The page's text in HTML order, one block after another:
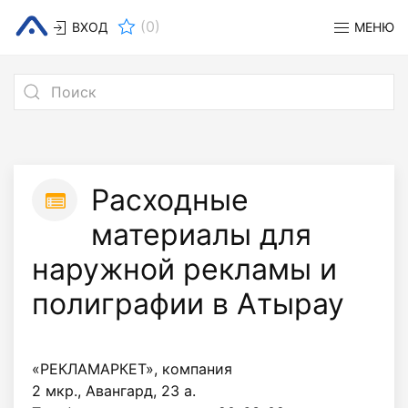
ВХОД (0) МЕНЮ
Расходные
материалы для
наружной рекламы и
полиграфии в Атырау
«РЕКЛАМАРКЕТ», компания
2 мкр., Авангард, 23 а.